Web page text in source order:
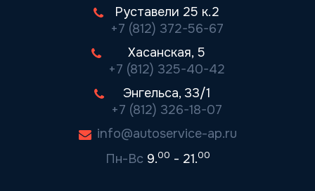
Руставели 25 к.2
+7 (812) 372-56-67
Хасанская, 5
+7 (812) 325-40-42
Энгельса, 33/1
+7 (812) 326-18-07
info@autoservice-ap.ru
Пн-Вс 9.00 - 21.00